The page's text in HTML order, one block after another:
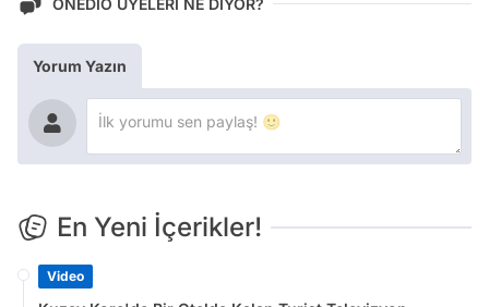
ONEDİO ÜYELERİ NE DİYOR?
Yorum Yazın
En Yeni İçerikler!
Video